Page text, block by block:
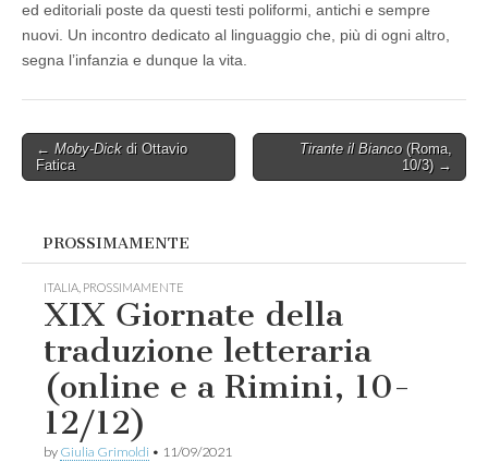
ed editoriali poste da questi testi poliformi, antichi e sempre
nuovi. Un incontro dedicato al linguaggio che, più di ogni altro,
segna l’infanzia e dunque la vita.
Post
navigation
← Moby-Dickdi Ottavio
Fatica
Tirante il Bianco(Roma,
10/3) →
PROSSIMAMENTE
ITALIA PROSSIMAMENTE
XIX Giornate della
traduzione letteraria
(online e a Rimini, 10-
12/12)
by Giulia Grimoldi • 11/09/2021